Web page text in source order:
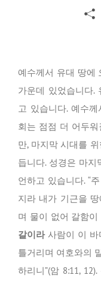
예수께서 유대 땅에
가운데 있었습니다.
고 있습니다. 예수
회는 점점 더 어두
만, 마지막 시대를
듭니다. 성경은 마
언하고 있습니다. “
지라 내가 기근을
며 물이 없어 갈함이
갈이라사람이 이 바
틀거리며 여호와의
하리니”(암 8:11,